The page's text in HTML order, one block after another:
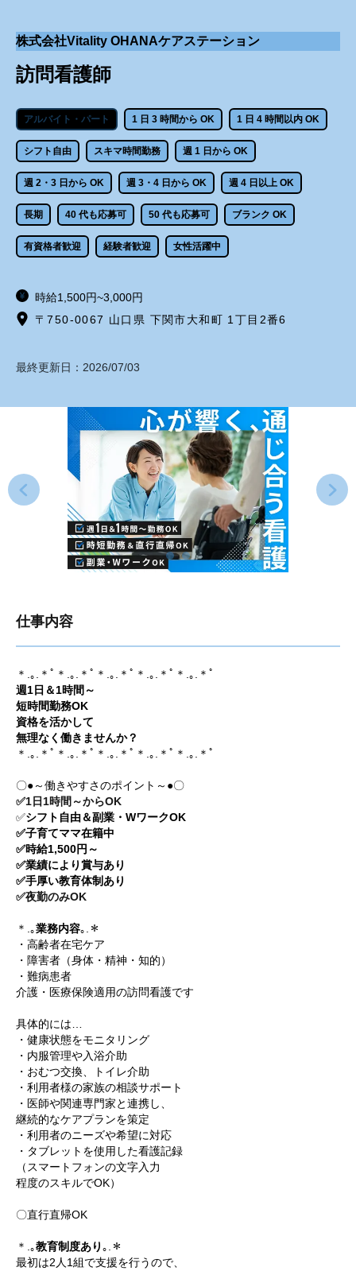
株式会社Vitality OHANAケアステーション
訪問看護師
アルバイト・パート 1 日 3 時間から OK 1 日 4 時間以内 OK
シフト自由 スキマ時間勤務 週 1 日から OK
週 2・3 日から OK 週 3・4 日から OK 週 4 日以上 OK
長期 40 代も応募可 50 代も応募可 ブランク OK
有資格者歓迎 経験者歓迎 女性活躍中
時給1,500円~3,000円
〒750-0067 山口県 下関市大和町 1丁目2番6
最終更新日： 2026/07/03
仕事内容
＊.｡.＊ﾟ＊.｡.＊ﾟ＊.｡.＊ﾟ＊.｡.＊ﾟ＊.｡.＊ﾟ
週1日＆1時間～
短時間勤務OK
資格を活かして
無理なく働きませんか？
＊.｡.＊ﾟ＊.｡.＊ﾟ＊.｡.＊ﾟ＊.｡.＊ﾟ＊.｡.＊ﾟ
〇●～働きやすさのポイント～●〇
✅1日1時間～からOK
✅シフト自由＆副業・WワークOK
✅子育てママ在籍中
✅時給1,500円～
✅業績により賞与あり
✅手厚い教育体制あり
✅夜勤のみOK
＊.｡業務内容｡.＊
・高齢者在宅ケア
・障害者（身体・精神・知的）
・難病患者
介護・医療保険適用の訪問看護です
具体的には…
・健康状態をモニタリング
・内服管理や入浴介助
・おむつ交換、トイレ介助
・利用者様の家族の相談サポート
・医師や関連専門家と連携し、
継続的なケアプランを策定
・利用者のニーズや希望に対応
・タブレットを使用した看護記録
（スマートフォンの文字入力
程度のスキルでOK）
〇直行直帰OK
＊.｡教育制度あり｡.＊
最初は2人1組で支援を行うので、